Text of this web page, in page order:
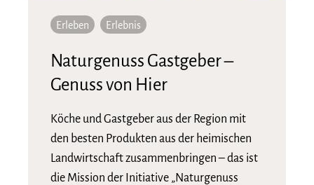
Erleben Erlebnis
Naturgenuss Gastgeber –
Genuss von Hier
Köche und Gastgeber aus der Region mit
den besten Produkten aus der heimischen
Landwirtschaft zusammenbringen – das ist
die Mission der Initiative „Naturgenuss